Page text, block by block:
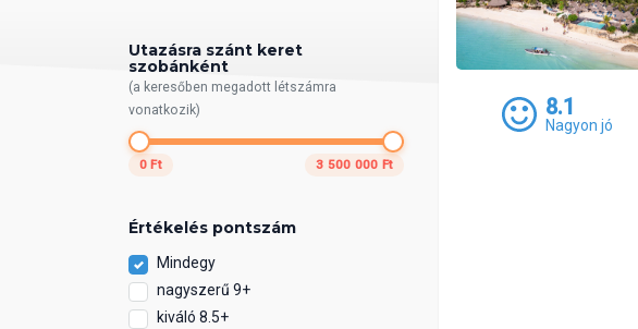
Utazásra szánt keret
szobánként
(a keresőben megadott létszámra
vonatkozik)
0 Ft 3 500 000 Ft
Értékelés pontszám
Mindegy
nagyszerű 9+
kiváló 8.5+
8.1
Nagyon jó